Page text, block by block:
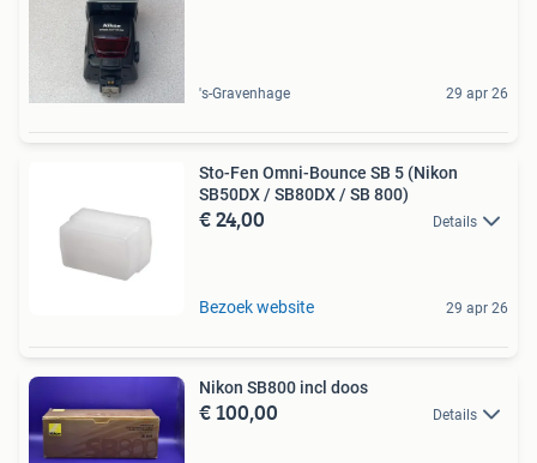
's-Gravenhage 29 apr 26
Sto-Fen Omni-Bounce SB 5 (Nikon
SB50DX / SB80DX / SB 800)
€ 24,00 Details
Bezoek website 29 apr 26
Nikon SB800 incl doos
€ 100,00 Details